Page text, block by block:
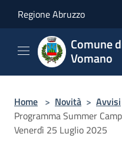
Regione Abruzzo
Comune
Vomano
Home > Novità > Avvisi
Programma Summer
Venerdì 25 Luglio 2025